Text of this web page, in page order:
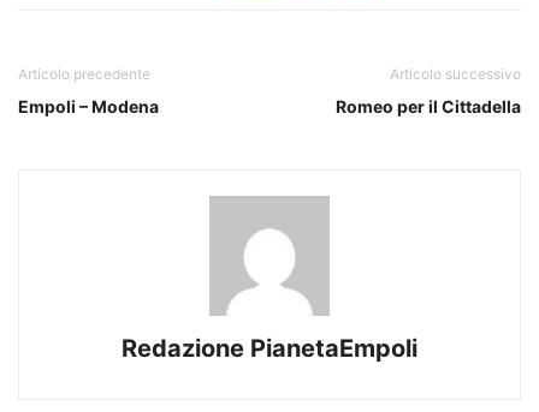
Articolo precedente
Empoli – Modena
Articolo successivo
Romeo per il Cittadella
Redazione PianetaEmpoli